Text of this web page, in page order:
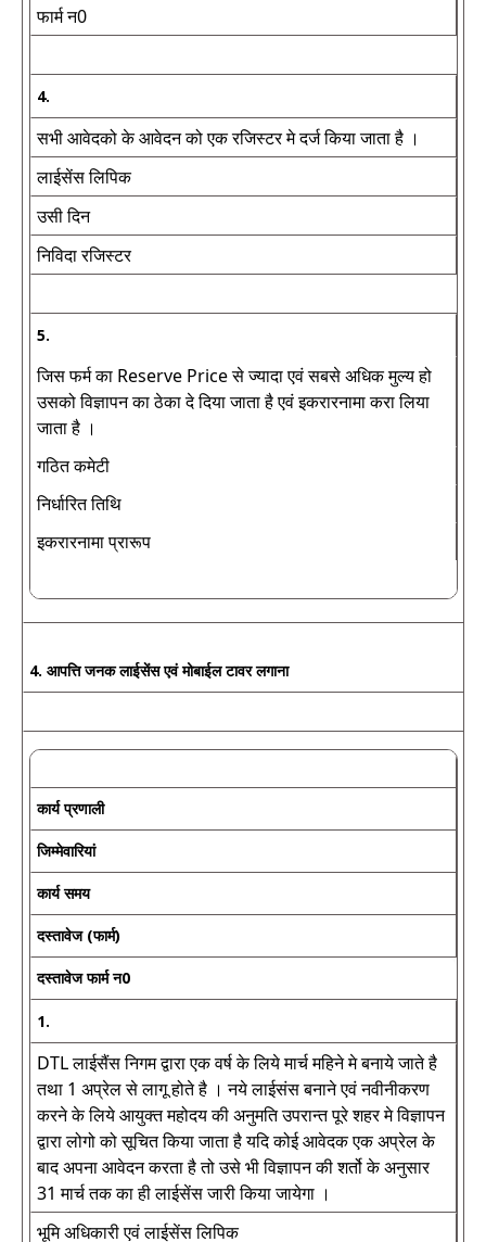
फार्म न0
4.
सभी आवेदको के आवेदन को एक रजिस्टर मे दर्ज किया जाता है ।
लाईसेंस लिपिक
उसी दिन
निविदा रजिस्टर
5.
जिस फर्म का Reserve Price से ज्यादा एवं सबसे अधिक मुल्य हो
उसको विज्ञापन का ठेका दे दिया जाता है एवं इकरारनामा करा लिया
जाता है ।
गठित कमेटी
निर्धारित तिथि
इकरारनामा प्रारूप
4. आपत्ति जनक लाईसेंस एवं मोबाईल टावर लगाना
कार्य प्रणाली
जिम्मेवारियां
कार्य समय
दस्तावेज (फार्म)
दस्तावेज फार्म न0
1.
DTL लाईसैंस निगम द्वारा एक वर्ष के लिये मार्च महिने मे बनाये जाते है
तथा 1 अप्रेल से लागू होते है । नये लाईसंस बनाने एवं नवीनीकरण
करने के लिये आयुक्त महोदय की अनुमति उपरान्त पूरे शहर मे विज्ञापन
द्वारा लोगो को सूचित किया जाता है यदि कोई आवेदक एक अप्रेल के
बाद अपना आवेदन करता है तो उसे भी विज्ञापन की शर्तो के अनुसार
31 मार्च तक का ही लाईसेंस जारी किया जायेगा ।
भूमि अधिकारी एवं लाईसेंस लिपिक